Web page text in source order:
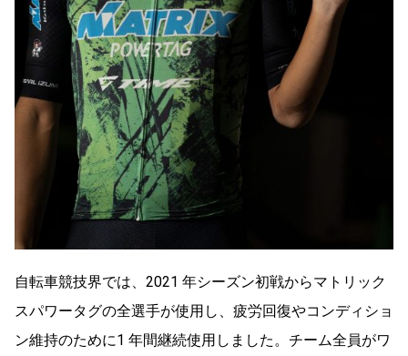
自転車競技界では、2021 年シーズン初戦からマトリック
スパワータグの全選手が使用し、疲労回復やコンディショ
ン維持のために1 年間継続使用しました。チーム全員がワ